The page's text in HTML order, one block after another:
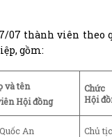
thành viên theo
gồm:
và tên
Hội đồng
Chức
Hội
An Chủ